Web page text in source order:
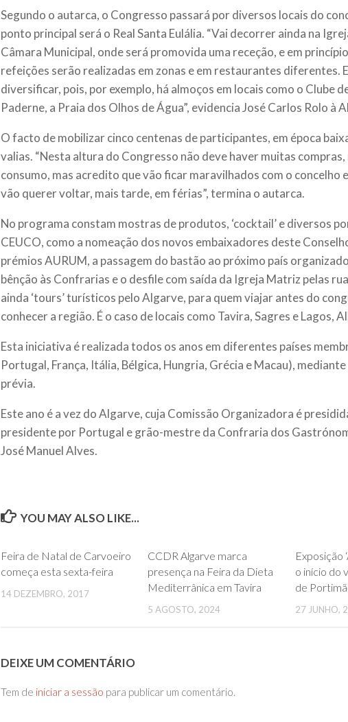
Segundo o autarca, o Congresso passará por diversos locais do
ponto principal será o Real Santa Eulália. “Vai decorrer ainda na
Câmara Municipal, onde será promovida uma receção, e em
refeições serão realizadas em zonas e em restaurantes diferentes.
diversificar, pois, por exemplo, há almoços em locais como o Clube
Paderne, a Praia dos Olhos de Água”, evidencia José Carlos Rolo à
O facto de mobilizar cinco centenas de participantes, em época
valias. “Nesta altura do Congresso não deve haver muitas
consumo, mas acredito que vão ficar maravilhados com o concelho
vão querer voltar, mais tarde, em férias”, termina o autarca.
No programa constam mostras de produtos, ‘cocktail’ e diversos
CEUCO, como a nomeação dos novos embaixadores deste
prémios AURUM, a passagem do bastão ao próximo país
bênção às Confrarias e o desfile com saída da Igreja Matriz pelas
ainda ‘tours’ turísticos pelo Algarve, para quem viajar antes do
conhecer a região. É o caso de locais como Tavira, Sagres e Lagos,
Esta iniciativa é realizada todos os anos em diferentes países
Portugal, França, Itália, Bélgica, Hungria, Grécia e Macau),
prévia.
Este ano é a vez do Algarve, cuja Comissão Organizadora é
presidente por Portugal e grão-mestre da Confraria dos
José Manuel Alves.
YOU MAY ALSO LIKE...
Feira de Natal de Carvoeiro
começa esta sexta-feira
14 DEZEMBRO, 2017
CCDR Algarve marca
presença na Feira da Dieta
Mediterrânica em Tavira
5 AGOSTO, 2024
Exposição
o início do
de
27 JUNHO,
DEIXE UM COMENTÁRIO
Tem de iniciar a sessão para publicar um comentário.